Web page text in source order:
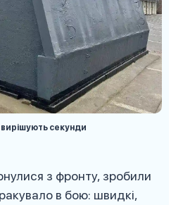
вирішують секунди
з фронту, зробили
в бою: швидкі,